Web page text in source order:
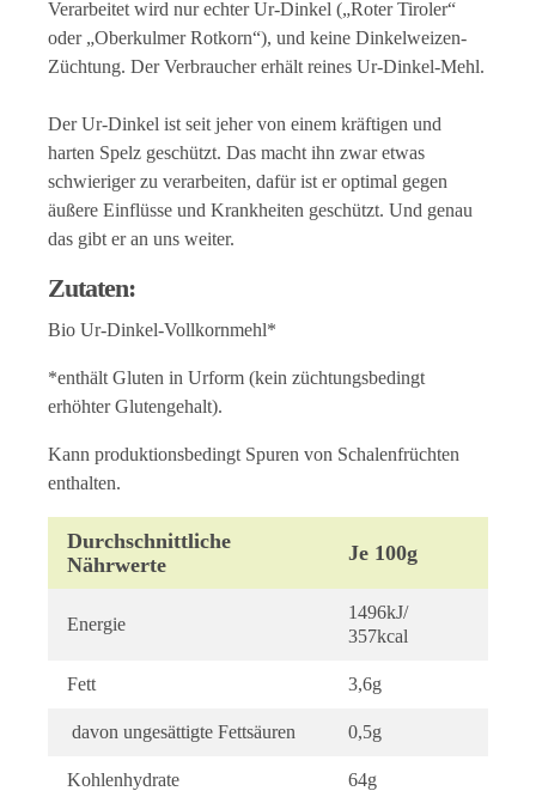
Verarbeitet wird nur echter Ur-Dinkel („Roter Tiroler“
oder „Oberkulmer Rotkorn“), und keine Dinkelweizen-
Züchtung. Der Verbraucher erhält reines Ur-Dinkel-Mehl.
Der Ur-Dinkel ist seit jeher von einem kräftigen und
harten Spelz geschützt. Das macht ihn zwar etwas
schwieriger zu verarbeiten, dafür ist er optimal gegen
äußere Einflüsse und Krankheiten geschützt. Und genau
das gibt er an uns weiter.
Zutaten:
Bio Ur-Dinkel-Vollkornmehl*
*enthält Gluten in Urform (kein züchtungsbedingt
erhöhter Glutengehalt).
Kann produktionsbedingt Spuren von Schalenfrüchten
enthalten.
Durchschnittliche
Nährwerte
Je 100g
Energie
1496kJ/
357kcal
Fett 3,6g
davon ungesättigte Fettsäuren 0,5g
Kohlenhydrate 64g